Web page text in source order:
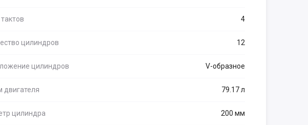
4
цилиндров 12
цилиндров V-образное
двигателя 79.17 л
цилиндра 200 мм